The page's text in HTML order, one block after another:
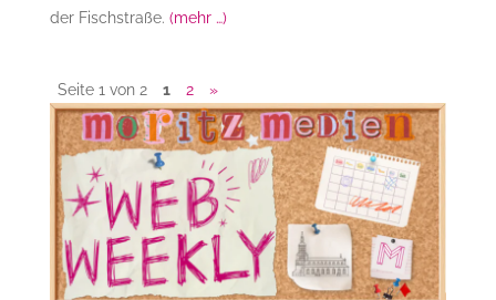
der Fischstraße. (mehr …)
Seite 1 von 2 1 2 »